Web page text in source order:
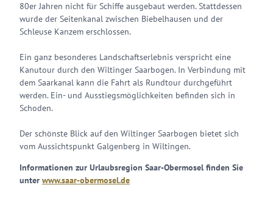
80er Jahren nicht für Schiffe ausgebaut werden. Stattdessen
wurde der Seitenkanal zwischen Biebelhausen und der
Schleuse Kanzem erschlossen.
Ein ganz besonderes Landschaftserlebnis verspricht eine
Kanutour durch den Wiltinger Saarbogen. In Verbindung mit
dem Saarkanal kann die Fahrt als Rundtour durchgeführt
werden. Ein- und Ausstiegsmöglichkeiten befinden sich in
Schoden.
Der schönste Blick auf den Wiltinger Saarbogen bietet sich
vom Aussichtspunkt Galgenberg in Wiltingen.
Informationen zur Urlaubsregion Saar-Obermosel finden Sie
unter www.saar-obermosel.de